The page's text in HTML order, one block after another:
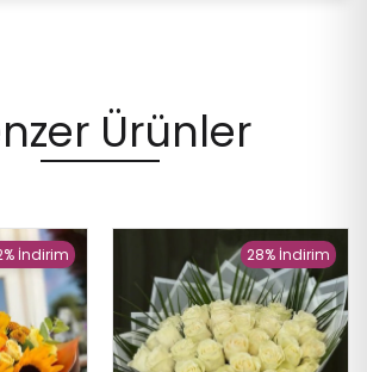
Ürünler
İndirim 28% İndirim